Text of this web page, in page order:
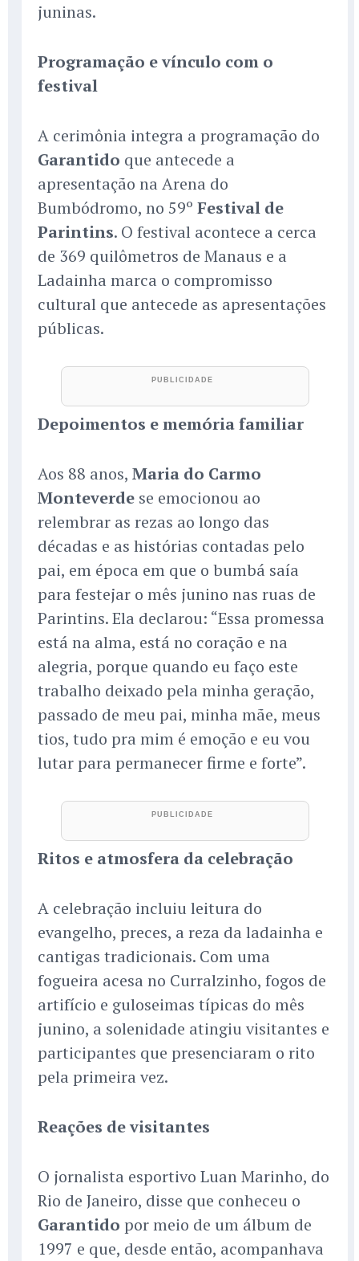
juninas.
Programação e vínculo com o
festival
A cerimônia integra a programação do
Garantido que antecede a
apresentação na Arena do
Bumbódromo, no 59º Festival de
Parintins. O festival acontece a cerca
de 369 quilômetros de Manaus e a
Ladainha marca o compromisso
cultural que antecede as apresentações
públicas.
Depoimentos e memória familiar
Aos 88 anos, Maria do Carmo
Monteverde se emocionou ao
relembrar as rezas ao longo das
décadas e as histórias contadas pelo
pai, em época em que o bumbá saía
para festejar o mês junino nas ruas de
Parintins. Ela declarou: “Essa promessa
está na alma, está no coração e na
alegria, porque quando eu faço este
trabalho deixado pela minha geração,
passado de meu pai, minha mãe, meus
tios, tudo pra mim é emoção e eu vou
lutar para permanecer firme e forte”.
Ritos e atmosfera da celebração
A celebração incluiu leitura do
evangelho, preces, a reza da ladainha e
cantigas tradicionais. Com uma
fogueira acesa no Curralzinho, fogos de
artifício e guloseimas típicas do mês
junino, a solenidade atingiu visitantes e
participantes que presenciaram o rito
pela primeira vez.
Reações de visitantes
O jornalista esportivo Luan Marinho, do
Rio de Janeiro, disse que conheceu o
Garantido por meio de um álbum de
1997 e que, desde então, acompanhava